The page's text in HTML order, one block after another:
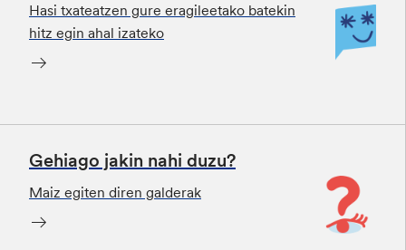
Hasi txateatzen gure eragileetako batekin
hitz egin ahal izateko
Gehiago jakin nahi duzu?
Maiz egiten diren galderak